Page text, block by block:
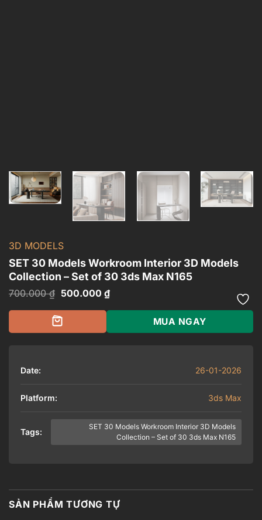
3D MODELS
SET 30 Models Workroom Interior 3D Models
Collection – Set of 30 3ds Max N165
700.000₫ Giá
là:
700.000 ₫.
500.000 ₫Giá
hiện
tại
MUA NGAY
Date: 26-01-2026
Platform: 3ds Max
Tags:
SET 30 Models Workroom Interior 3D Models
Collection – Set of 30 3ds Max N165
SẢN PHẨM TƯƠNG TỰ